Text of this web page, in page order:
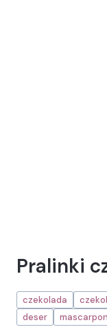
Pralinki
czekolada
deser